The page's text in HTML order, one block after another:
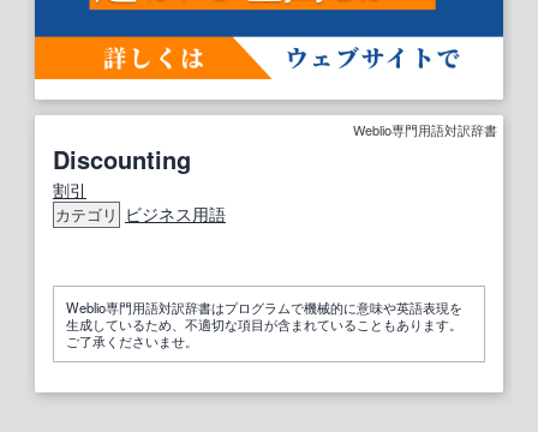
Weblio専門用語対訳辞書
Discounting
割引
カテゴリ ビジネス用語
Weblio専門用語対訳辞書はプログラムで機械的に意味や英語表現を
生成しているため、不適切な項目が含まれていることもあります。
ご了承くださいませ。